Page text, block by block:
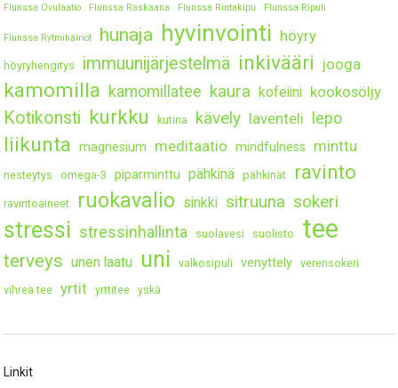
Flunssa Ovulaatio Flunssa Raskaana Flunssa Rintakipu Flunssa Ripuli
Flunssa Rytmihäiriöt hunaja hyvinvointi höyry
höyryhengitys immuunijärjestelmä inkivääri jooga
kamomilla kamomillatee kaura kofeiini kookosöljy
Kotikonsti kurkku kutina kävely laventeli lepo
liikunta magnesium meditaatio mindfulness minttu
nesteytys omega-3 piparminttu pähkinä pähkinät ravinto
ravintoaineet ruokavalio sinkki sitruuna sokeri
stressi stressinhallinta suolavesi suolisto tee
terveys unen laatu uni valkosipuli venyttely
verensokeri
vihreä tee
yrtit yrttitee yskä
Linkit